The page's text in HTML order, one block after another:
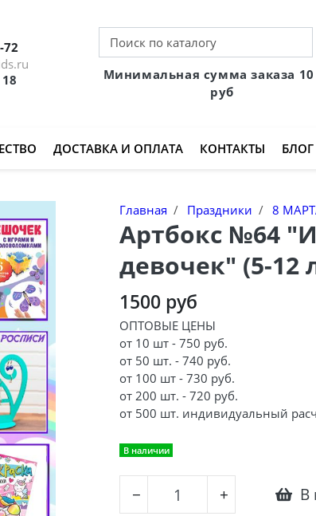
72
Минимальная сумма заказа 10
руб
ДОСТАВКА И ОПЛАТА КОНТАКТЫ БЛОГ
Главная Праздники 8
Артбокс №64
девочек" (5-12
1500 руб
ОПТОВЫЕ ЦЕНЫ
от 10 шт - 750 руб.
от 50 шт. - 740 руб.
от 100 шт - 730 руб.
от 200 шт. - 720 руб.
от 500 шт. индивидуальный
В наличии
− + В